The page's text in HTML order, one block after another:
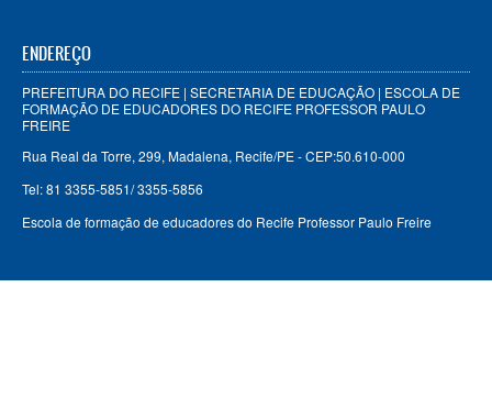
ENDEREÇO
PREFEITURA DO RECIFE | SECRETARIA DE EDUCAÇÃO | ESCOLA DE
FORMAÇÃO DE EDUCADORES DO RECIFE PROFESSOR PAULO
FREIRE
Rua Real da Torre, 299, Madalena, Recife/PE - CEP:50.610-000
Tel: 81 3355-5851/ 3355-5856
Escola de formação de educadores do Recife Professor Paulo Freire